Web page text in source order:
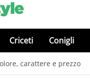
Criceti Conigli
carattere e prezzo